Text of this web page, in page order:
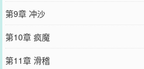
第9章 冲沙
第10章 疯魔
第11章 滑稽